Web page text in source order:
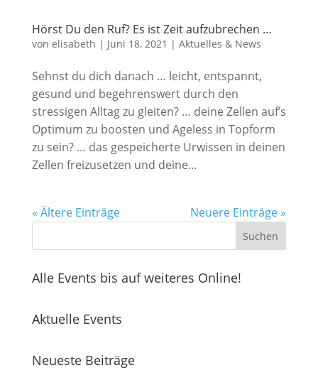
Hörst Du den Ruf? Es ist Zeit aufzubrechen …
von elisabeth | Juni 18, 2021 | Aktuelles & News
Sehnst du dich danach … leicht, entspannt,
gesund und begehrenswert durch den
stressigen Alltag zu gleiten? … deine Zellen auf’s
Optimum zu boosten und Ageless in Topform
zu sein? … das gespeicherte Urwissen in deinen
Zellen freizusetzen und deine...
« Ältere Einträge Neuere Einträge »
Alle Events bis auf weiteres Online!
Aktuelle Events
Neueste Beiträge